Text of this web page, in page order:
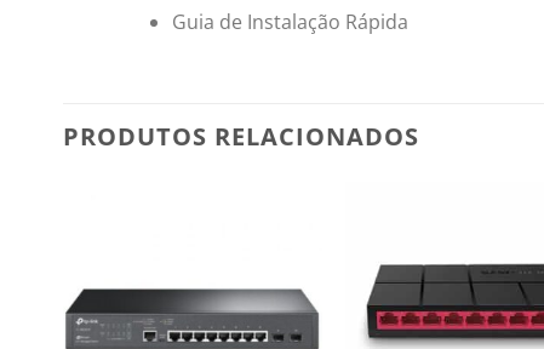
Guia de Instalação Rápida
PRODUTOS RELACIONADOS